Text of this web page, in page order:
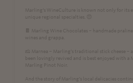
Marling’s WineCulture is known not only for its
unique regional specialties. 😍
🍫 Marling Wine Chocolates – handmade
wines and grappa.
🧀 Marnea – Marling’s traditional stick cheese –
been lovingly revived and is best enjoyed with a
Marling Pinot Noir.
And the story of Marling’s local delicacies